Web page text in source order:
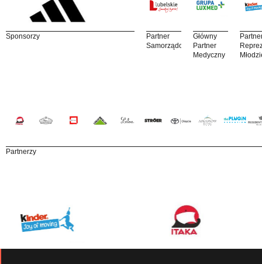
Sponsorzy
Partner
Samorządowy
Główny
Partner
Medyczny
Partnerzy